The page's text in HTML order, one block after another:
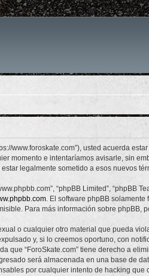
www.foroskate.com”), usted acuerda
momento e intentaríamos avisarle, sin
legalmente sometido a esos nuevos
“phpBB Limited”, “phpBB
. El software phpBB
Para más información sobre phpBB,
o cualquier otro material que pueda
y, si lo creemos oportuno, con
“ForoSkate.com” tiene derecho a
será almacenada en una base de
por cualquier intento de hacking que